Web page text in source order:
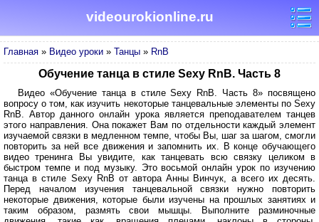
videourokionline.ru
Главная » Видео уроки » Танцы » RnB
Обучение танца в стиле Sexy RnB. Часть 8
Видео «Обучение танца в стиле Sexy RnB. Часть 8» посвящено
вопросу о том, как изучить некоторые танцевальные элементы по Sexy
RnB. Автор данного онлайн урока является преподавателем танцев
этого направления. Она покажет Вам по отдельности каждый элемент
изучаемой связки в медленном темпе, чтобы Вы, шаг за шагом, смогли
повторить за ней все движения и запомнить их. В конце обучающего
видео тренинга Вы увидите, как танцевать всю связку целиком в
быстром темпе и под музыку. Это восьмой онлайн урок по изучению
танца в стиле Sexy RnB от автора Анны Винчук, а всего их десять.
Перед началом изучения танцевальной связки нужно повторить
некоторые движения, которые были изучены на прошлых занятиях и
таким образом, размять свои мышцы. Выполните разминочные